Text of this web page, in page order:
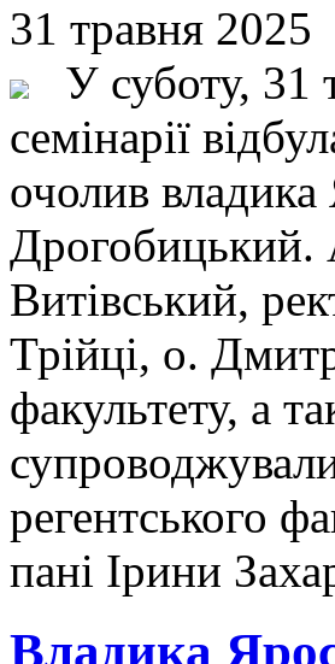
31 травня 2025
У суботу, 31
семінарії
очолив
Дрогобицький.
Витівський,
Трійці, о.
факультету, а
регентського
пані Ірини
Владика